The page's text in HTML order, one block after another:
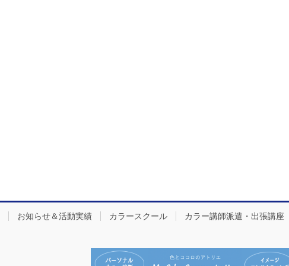
お知らせ＆活動実績 カラースクール カラー講師派遣・出張講座